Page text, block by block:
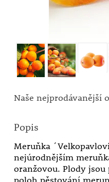
Naše nejprodávanější
Popis
Meruňka
nejúrodnějším
oranžovou. Plody